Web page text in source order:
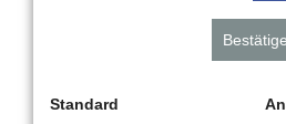
BP Energol HLP-HM 15
BP Energol HLP-HM 46
Standard